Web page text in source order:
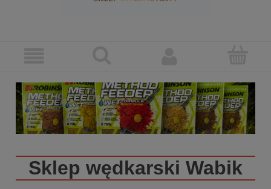
Sklep wędkarski Wabik